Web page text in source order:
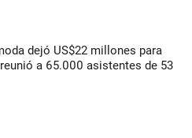
dejó US$22 millones para
a 65.000 asistentes de 53